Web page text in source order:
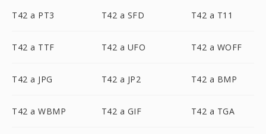
T42 a PT3 T42 a SFD T42 a T11
T42 a TTF T42 a UFO T42 a WOFF
T42 a JPG T42 a JP2 T42 a BMP
T42 a WBMP T42 a GIF T42 a TGA